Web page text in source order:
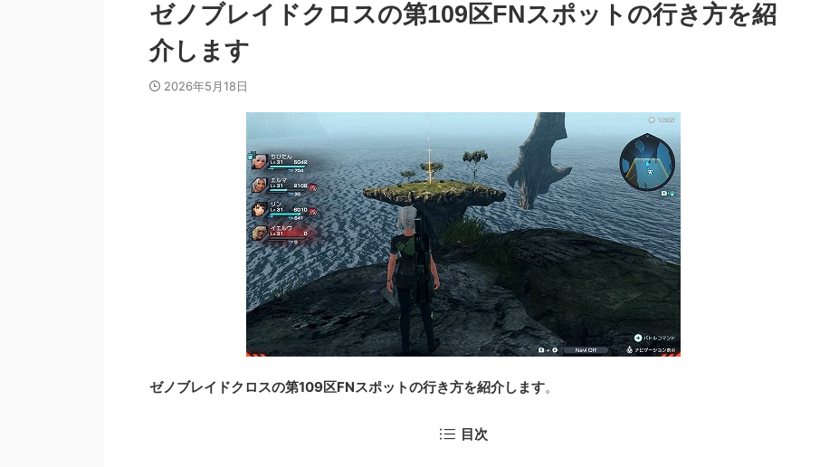
ゼノブレイドクロスの第109区FNスポットの行き方を紹
介します
2026年5月18日
ゼノブレイドクロスの第109区FNスポットの行き方を紹介します。
目次